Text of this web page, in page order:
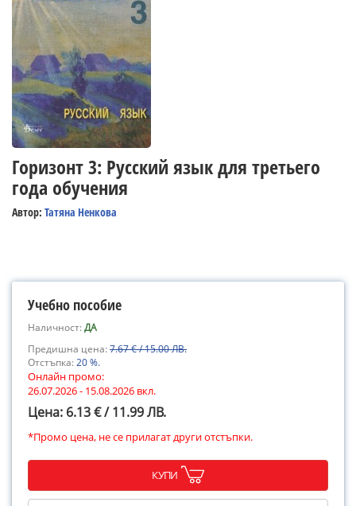
Горизонт 3: Русский язык для третьего
года обучения
Автор: Татяна Ненкова
Учебно пособие
Наличност:ДА
Предишна цена:7.67 € / 15.00 ЛВ.
Отстъпка:20 %.
Онлайн промо:
26.07.2026 - 15.08.2026 вкл.
Цена: 6.13 € / 11.99 ЛВ.
*Промо цена, не се прилагат други отстъпки.
КУПИ